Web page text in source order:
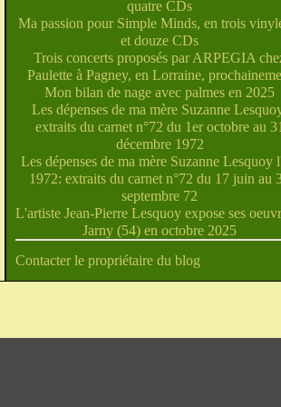
quatre CDs
Ma passion pour Simple Minds, en trois
et douze CDs
Trois concerts proposés par ARPEGIA
Paulette à Pagney, en Lorraine,
Mon bilan de nage avec palmes en 2025
Les dépenses de ma mère Suzanne
extraits du carnet n°72 du 1er octobre au
décembre 1972
Les dépenses de ma mère Suzanne Lesquoy
1972: extraits du carnet n°72 du 17 juin au
septembre 72
L'artiste Jean-Pierre Lesquoy expose ses
Jarny (54) en octobre 2025
Contacter le propriétaire du blog